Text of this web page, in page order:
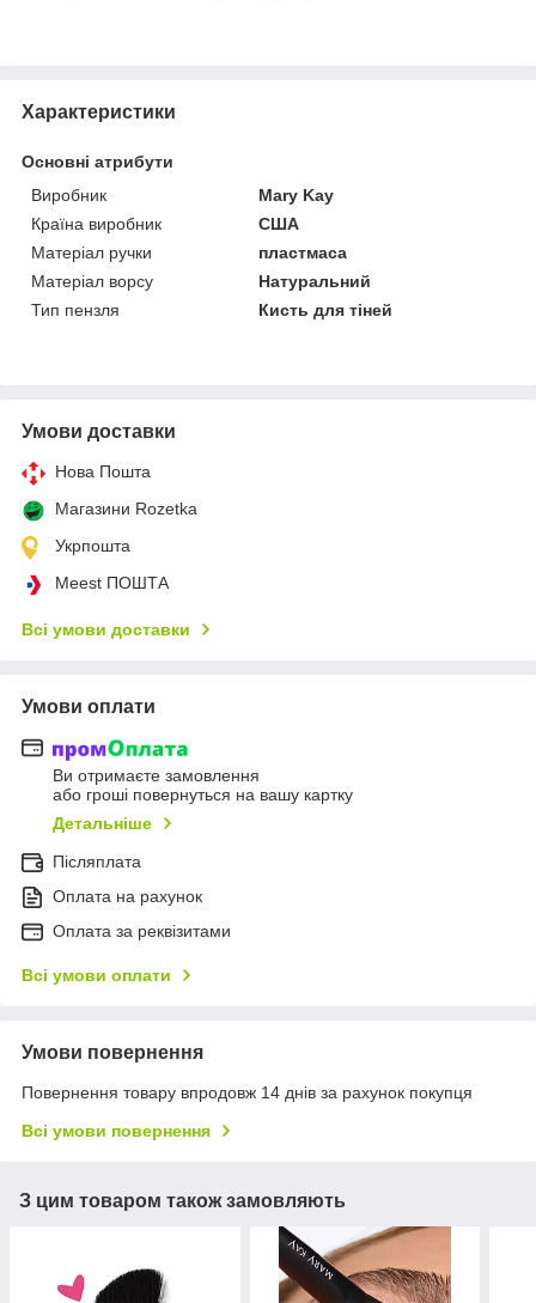
Характеристики
Основні атрибути
Виробник
Mary Kay
Країна виробник
США
Матеріал ручки
пластмаса
Матеріал ворсу
Натуральний
Тип пензля
Кисть для тіней
Умови доставки
Нова Пошта
Магазини Rozetka
Укрпошта
Meest ПОШТА
Всі умови доставки
Умови оплати
Ви отримаєте замовлення
або гроші повернуться на вашу картку
Детальніше
Післяплата
Оплата на рахунок
Оплата за реквізитами
Всі умови оплати
Умови повернення
Повернення товару впродовж 14 днів за рахунок покупця
Всі умови повернення
З цим товаром також замовляють